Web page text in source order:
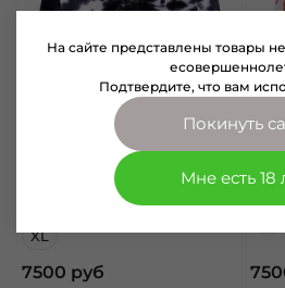
Толстовка Худи AC/DC Back in
Black варенка черно-белая
XL
7500 руб
арт.
На сайте представлены товары
Подтвердите, что вам
Покинуть
Мне есть 18